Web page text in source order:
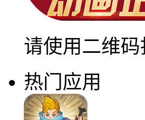
请使用二维
热门应用